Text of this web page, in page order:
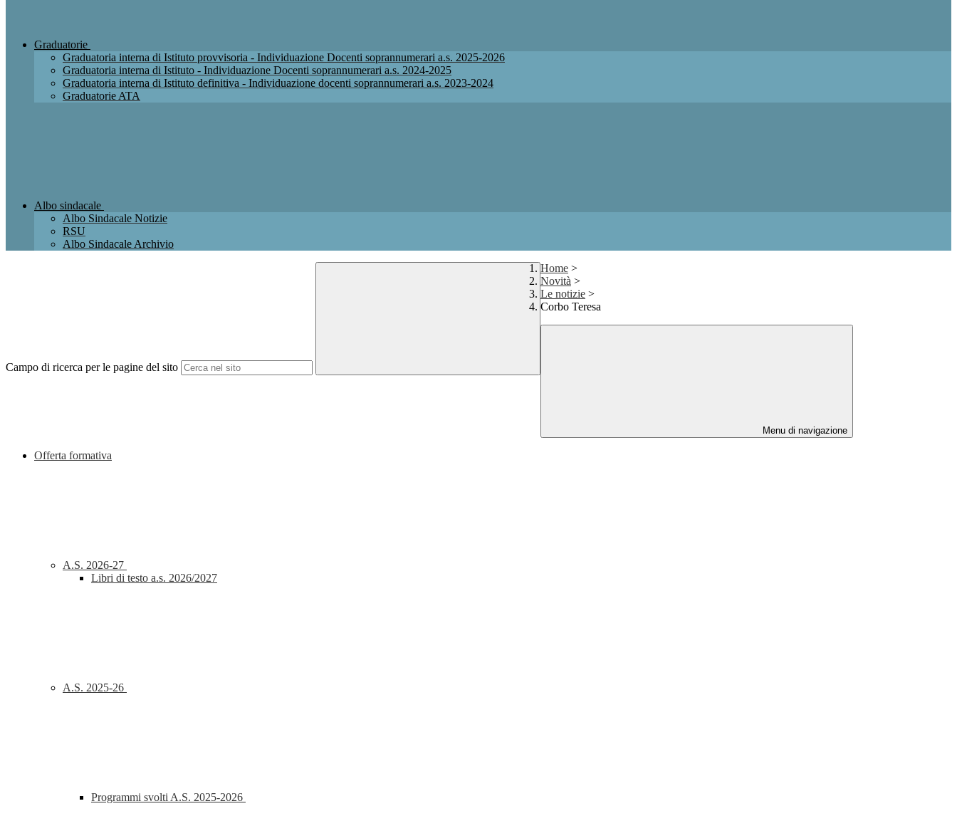
Graduatorie
Graduatoria interna di Istituto provvisoria - Individuazione Docenti soprannumerari a.s. 2025-2026
Graduatoria interna di Istituto - Individuazione Docenti soprannumerari a.s. 2024-2025
Graduatoria interna di Istituto definitiva - Individuazione docenti soprannumerari a.s. 2023-2024
Graduatorie ATA
Albo sindacale
Albo Sindacale Notizie
RSU
Albo Sindacale Archivio
Campo di ricerca per le pagine del sito
Home >
Novità >
Le notizie >
Corbo Teresa
Menu di navigazione
Offerta formativa
A.S. 2026-27
Libri di testo a.s. 2026/2027
A.S. 2025-26
Programmi svolti A.S. 2025-2026